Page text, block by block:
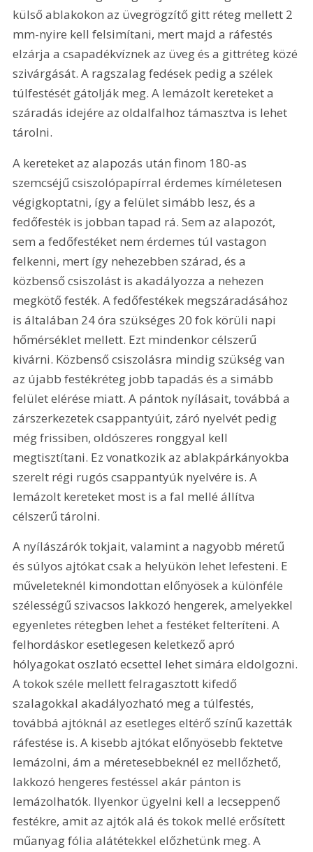
külső ablakokon az üvegrögzítő gitt réteg mellett 2
mm-nyire kell felsimítani, mert majd a ráfestés
elzárja a csapadékvíznek az üveg és a gittréteg közé
szivárgását. A ragszalag fedések pedig a szélek
túlfestését gátolják meg. A lemázolt kereteket a
száradás idejére az oldalfalhoz támasztva is lehet
tárolni.
A kereteket az alapozás után finom 180-as
szemcséjű csiszolópapírral érdemes kíméletesen
végigkoptatni, így a felület simább lesz, és a
fedőfesték is jobban tapad rá. Sem az alapozót,
sem a fedőfestéket nem érdemes túl vastagon
felkenni, mert így nehezebben szárad, és a
közbenső csiszolást is akadályozza a nehezen
megkötő festék. A fedőfestékek megszáradásához
is általában 24 óra szükséges 20 fok körüli napi
hőmérséklet mellett. Ezt mindenkor célszerű
kivárni. Közbenső csiszolásra mindig szükség van
az újabb festékréteg jobb tapadás és a simább
felület elérése miatt. A pántok nyílásait, továbbá a
zárszerkezetek csappantyúit, záró nyelvét pedig
még frissiben, oldószeres ronggyal kell
megtisztítani. Ez vonatkozik az ablakpárkányokba
szerelt régi rugós csappantyúk nyelvére is. A
lemázolt kereteket most is a fal mellé állítva
célszerű tárolni.
A nyílászárók tokjait, valamint a nagyobb méretű
és súlyos ajtókat csak a helyükön lehet lefesteni. E
műveleteknél kimondottan előnyösek a különféle
szélességű szivacsos lakkozó hengerek, amelyekkel
egyenletes rétegben lehet a festéket felteríteni. A
felhordáskor esetlegesen keletkező apró
hólyagokat oszlató ecsettel lehet simára eldolgozni.
A tokok széle mellett felragasztott kifedő
szalagokkal akadályozható meg a túlfestés,
továbbá ajtóknál az esetleges eltérő színű kazetták
ráfestése is. A kisebb ajtókat előnyösebb fektetve
lemázolni, ám a méretesebbeknél ez mellőzhető,
lakkozó hengeres festéssel akár pánton is
lemázolhatók. Ilyenkor ügyelni kell a lecseppenő
festékre, amit az ajtók alá és tokok mellé erősített
műanyag fólia alátétekkel előzhetünk meg. A